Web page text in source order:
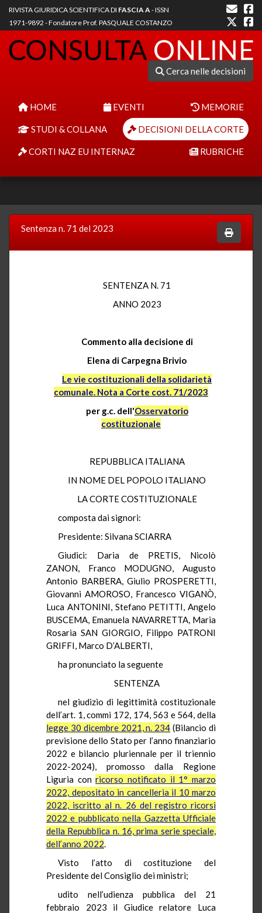
RIVISTA GIURIDICA SCIENTIFICA DI FASCIA A- ISSN
1971-9892 - Fondatore Prof. PASQUALE COSTANZO
Cerca nelle decisioni
HOME EVENTI MEMORIE
STUDI & COLLANA DECISIONI DELLA CORTE
CORTI NAZ EU INTERNAZ RUBRICHE
Sentenza n. 71 del 2023
SENTENZA N. 71
ANNO 2023
Commento alla decisione di
Elena di Carpegna Brivio
Le vie costituzionali della solidarietà
comunale. Nota a Corte cost. 71/2023
per g.c. dell'Osservatorio
costituzionale
REPUBBLICA ITALIANA
IN NOME DEL POPOLO ITALIANO
LA CORTE COSTITUZIONALE
composta dai signori:
Presidente: Silvana SCIARRA
Giudici: Daria de PRETIS, Nicolò
ZANON, Franco MODUGNO, Augusto
Antonio BARBERA, Giulio PROSPERETTI,
Giovanni AMOROSO, Francesco VIGANÒ,
Luca ANTONINI, Stefano PETITTI, Angelo
BUSCEMA, Emanuela NAVARRETTA, Maria
Rosaria SAN GIORGIO, Filippo PATRONI
GRIFFI, Marco D’ALBERTI,
ha pronunciato la seguente
SENTENZA
nel giudizio di legittimità costituzionale
dell’art. 1, commi 172, 174, 563 e 564, della
legge 30 dicembre 2021, n. 234 (Bilancio di
previsione dello Stato per l’anno finanziario
2022 e bilancio pluriennale per il triennio
2022-2024), promosso dalla Regione
Liguria conricorso notificato il 1° marzo
2022, depositato in cancelleria il 10 marzo
2022, iscritto al n. 26 del registro ricorsi
2022 e pubblicato nella Gazzetta Ufficiale
della Repubblica n. 16, prima serie speciale,
dell’anno 2022.
Visto l’atto di costituzione del
Presidente del Consiglio dei ministri;
udito nell’udienza pubblica del 21
febbraio 2023 il Giudice relatore Luca